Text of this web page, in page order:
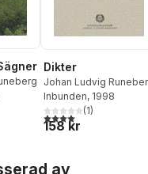
Dikter
Johan Ludvig
Inbunden, 1998
4,0utav 5 stjärnor.
(1)
158 kr
av